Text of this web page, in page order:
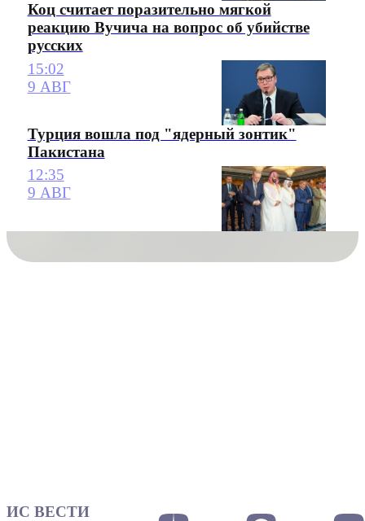
Коц считает поразительно мягкой
реакцию Вучича на вопрос об убийстве
русских
15:02
9 АВГ
Турция вошла под "ядерный зонтик"
Пакистана
12:35
9 АВГ
ИС ВЕСТИ